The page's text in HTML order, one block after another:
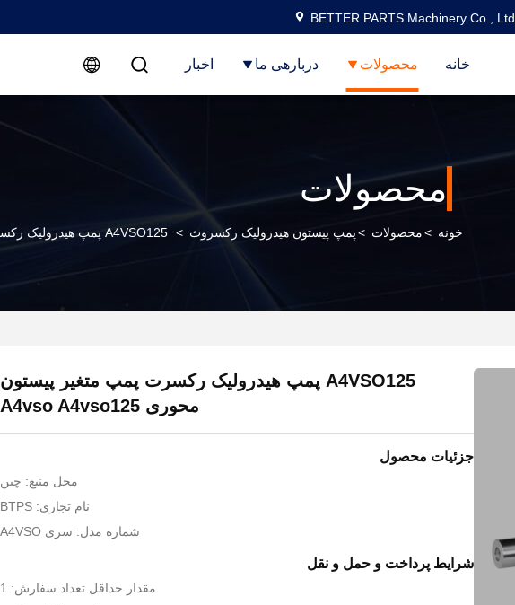
BETTER PARTS Machinery Co., Ltd.
خانه محصولات دربارهی ما اخبار
محصولات
خونه >محصولات >پمپ پیستون هیدرولیک رکسروث > A4VSO125 پمپ هیدرولیک رکسرت پمپ متغیر پیستون محوری A4vso A4vso125
A4VSO125 پمپ هیدرولیک رکسرت پمپ متغیر پیستون
محوری A4vso A4vso125
جزئیات محصول
محل منبع: چین
نام تجاری: BTPS
شماره مدل: سری A4VSO
شرایط پرداخت و حمل و نقل
مقدار حداقل تعداد سفارش: 1